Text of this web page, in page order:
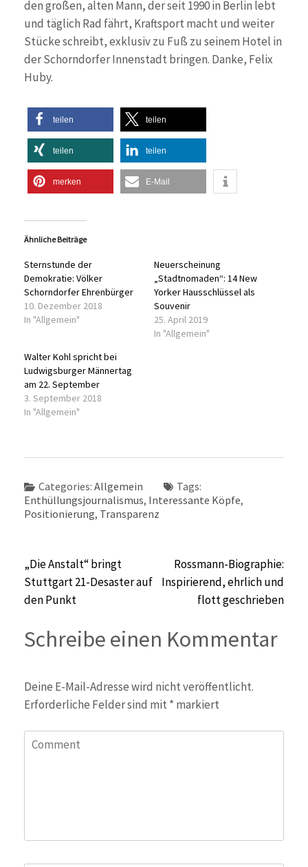
den großen, alten Mann, der seit 1990 in Berlin lebt
und täglich Rad fährt, Kraftsport macht und weiter
Stücke schreibt, exklusiv zu Fuß zu seinem Hotel in
der Schorndorfer Innenstadt bringen. Danke, Felix
Huby.
teilen teilen
teilen teilen
merken E-Mail
Ähnliche Beiträge
Sternstunde der
Demokratie: Völker
Schorndorfer Ehrenbürger
10. Dezember 2018
In "Allgemein"
Neuerscheinung
„Stadtnomaden“: 14 New
Yorker Hausschlüssel als
Souvenir
25. April 2019
In "Allgemein"
Walter Kohl spricht bei
Ludwigsburger Männertag
am 22. September
3. September 2018
In "Allgemein"
Categories: Allgemein
Tags:
Enthüllungsjournalismus, Interessante Köpfe,
Positionierung, Transparenz
Beitragsnavigation
„Die Anstalt“ bringt
Stuttgart 21-Desaster auf
den Punkt
Rossmann-Biographie:
Inspirierend, ehrlich und
flott geschrieben
Schreibe einen Kommentar
Deine E-Mail-Adresse wird nicht veröffentlicht.
Erforderliche Felder sind mit * markiert
Comment